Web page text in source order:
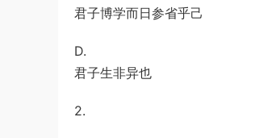
君子博学而日参省乎己
D.
君子生非异也
2.